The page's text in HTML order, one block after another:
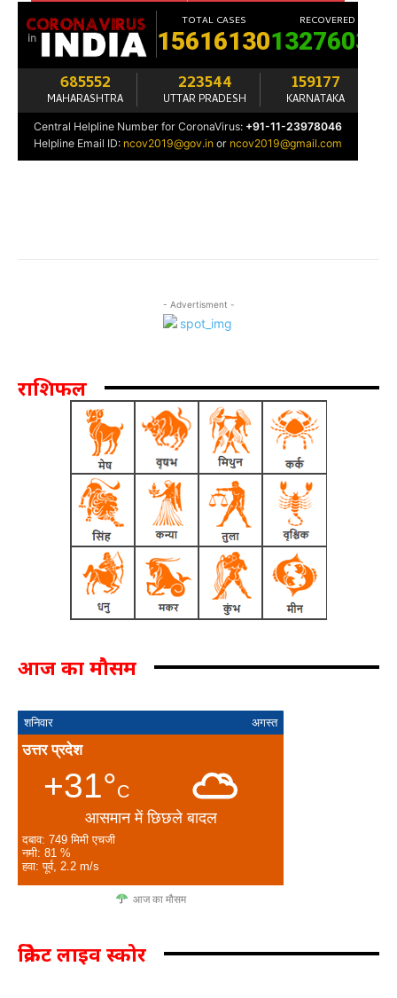
- Advertisment -
राशिफल
आज का मौसम
शनिवार अगस्त
उत्तर प्रदेश
+31°C
आसमान में छिछले बादल
दबाव: 749 मिमी एचजी
नमी: 81 %
हवा: पूर्व, 2.2 m/s
आज का मौसम
क्रिकेट लाइव स्कोर